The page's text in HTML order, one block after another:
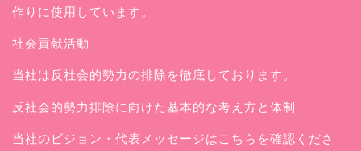
作りに使用しています。
社会貢献活動
当社は反社会的勢力の排除を徹底しております。
反社会的勢力排除に向けた基本的な考え方と体制
当社のビジョン・代表メッセージはこちらを確認くださ